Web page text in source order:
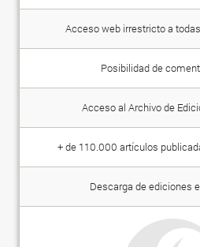
Acceso web irrestricto a
Posibilidad de
Acceso al Archivo de
+ de 110.000 artículos
Descarga de ediciones